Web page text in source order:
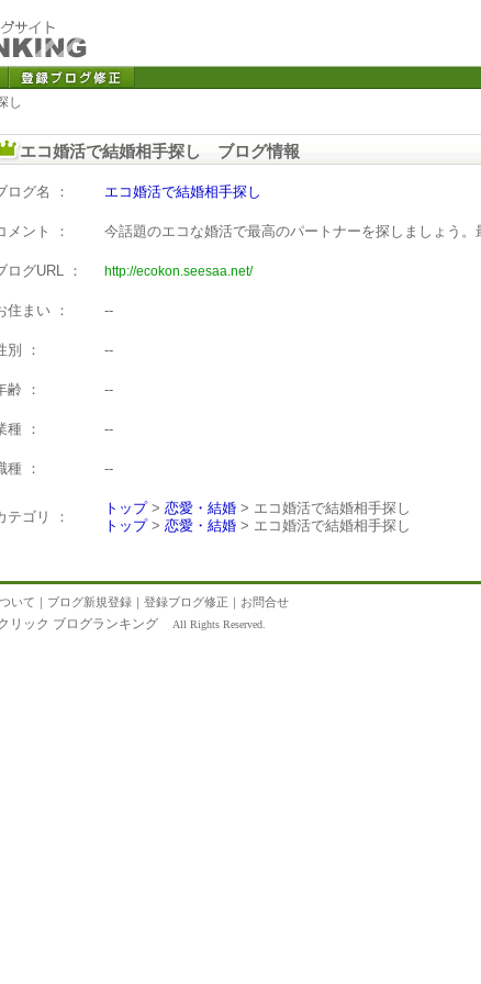
し
エコ婚活で結婚相手探し ブログ情報
ログ名 ： エコ婚活で結婚相手探し
メント ： 今話題のエコな婚活で最高のパートナーを探しましょう。
ログURL ： http://ecokon.seesaa.net/
住まい ： --
別 ： --
齢 ： --
種 ： --
種 ： --
テゴリ ：
トップ> 恋愛・結婚 > エコ婚活で結婚相手探し
トップ> 恋愛・結婚 > エコ婚活で結婚相手探し
いて ｜ ブログ新規登録 ｜ 登録ブログ修正 ｜ お問合せ
リック ブログランキング All Rights Reserved.